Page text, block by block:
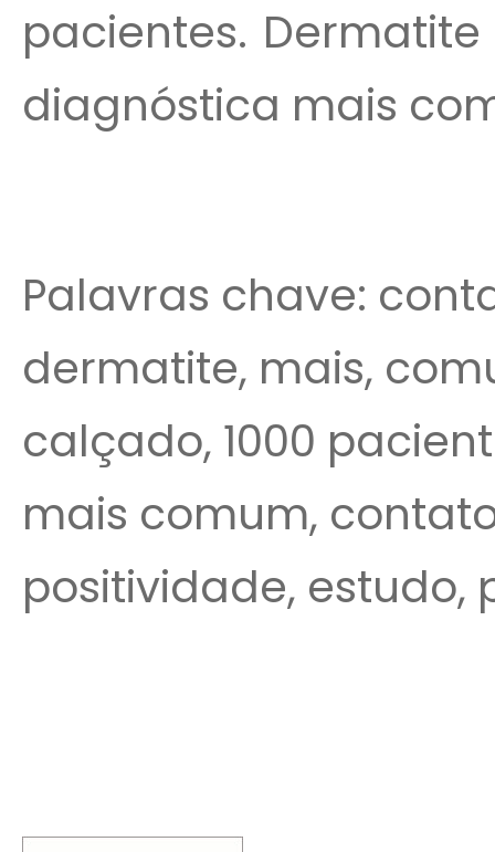
pacientes.
diagnóstica mais
Palavras chave:
dermatite, mais,
calçado, 1000
mais comum,
positividade, estudo,